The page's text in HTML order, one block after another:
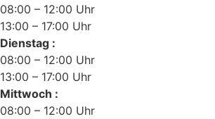
08:00 – 12:00 Uhr
13:00 – 17:00 Uhr
Dienstag :
08:00 – 12:00 Uhr
13:00 – 17:00 Uhr
Mittwoch :
08:00 – 12:00 Uhr